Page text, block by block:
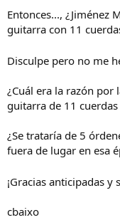
Entonces..., ¿Jiménez
guitarra con 11
Disculpe pero no me
¿Cuál era la razón
guitarra de 11
¿Se trataría de 5
fuera de lugar en esa
¡Gracias anticipadas y
cbaixo